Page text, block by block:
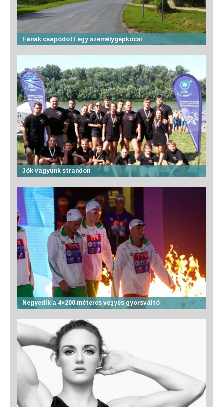
Fának csapódott egy személygépkocsi
Jók vagyunk strandon
Negyedik a 4×200 méteres vegyes gyorsváltó